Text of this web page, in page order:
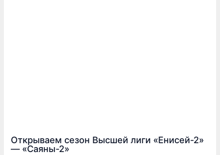
Открываем сезон Высшей лиги «Енисей-2»
— «Саяны-2»